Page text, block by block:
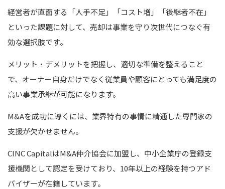
経営者が直面する「人手不足」「コスト増」「後継者不在」
といった課題に対して、売却は事業を守り次世代につなぐ有
効な選択肢です。
メリット・デメリットを把握し、適切な準備を整えること
で、オーナー自身だけでなく従業員や顧客にとっても満足度の
高い事業承継が可能になります。
M&Aを成功に導くには、業界特有の事情に精通した専門家の
支援が欠かせません。
CINC CapitalはM&A仲介協会に加盟し、中小企業庁の登録支
援機関として認定を受けており、10年以上の経験を持つアド
バイザーが在籍しています。